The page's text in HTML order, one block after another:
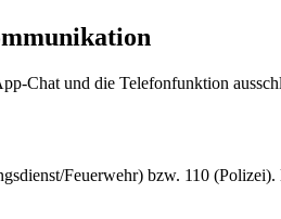
Chat und die Telefonfunktion
Feuerwehr) bzw. 110